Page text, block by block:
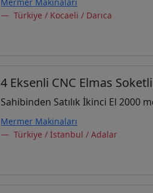
Türkiye / Kocaeli / Darıca
4 Eksenli CNC Elmas
Sahibinden Satılık İkinci El 2000
Mermer Makinaları
Türkiye / İstanbul / Adalar